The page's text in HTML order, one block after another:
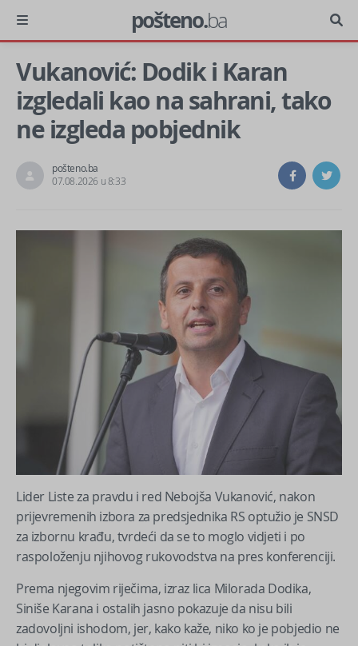
pošteno.ba
Vukanović: Dodik i Karan
izgledali kao na sahrani, tako
ne izgleda pobjednik
pošteno.ba
07.08.2026 u 8:33
Lider Liste za pravdu i red Nebojša Vukanović, nakon
prijevremenih izbora za predsjednika RS optužio je SNSD
za izbornu krađu, tvrdeći da se to moglo vidjeti i po
raspoloženju njihovog rukovodstva na pres konferenciji.
Prema njegovim riječima, izraz lica Milorada Dodika,
Siniše Karana i ostalih jasno pokazuje da nisu bili
zadovoljni ishodom, jer, kako kaže, niko ko je pobjedio ne